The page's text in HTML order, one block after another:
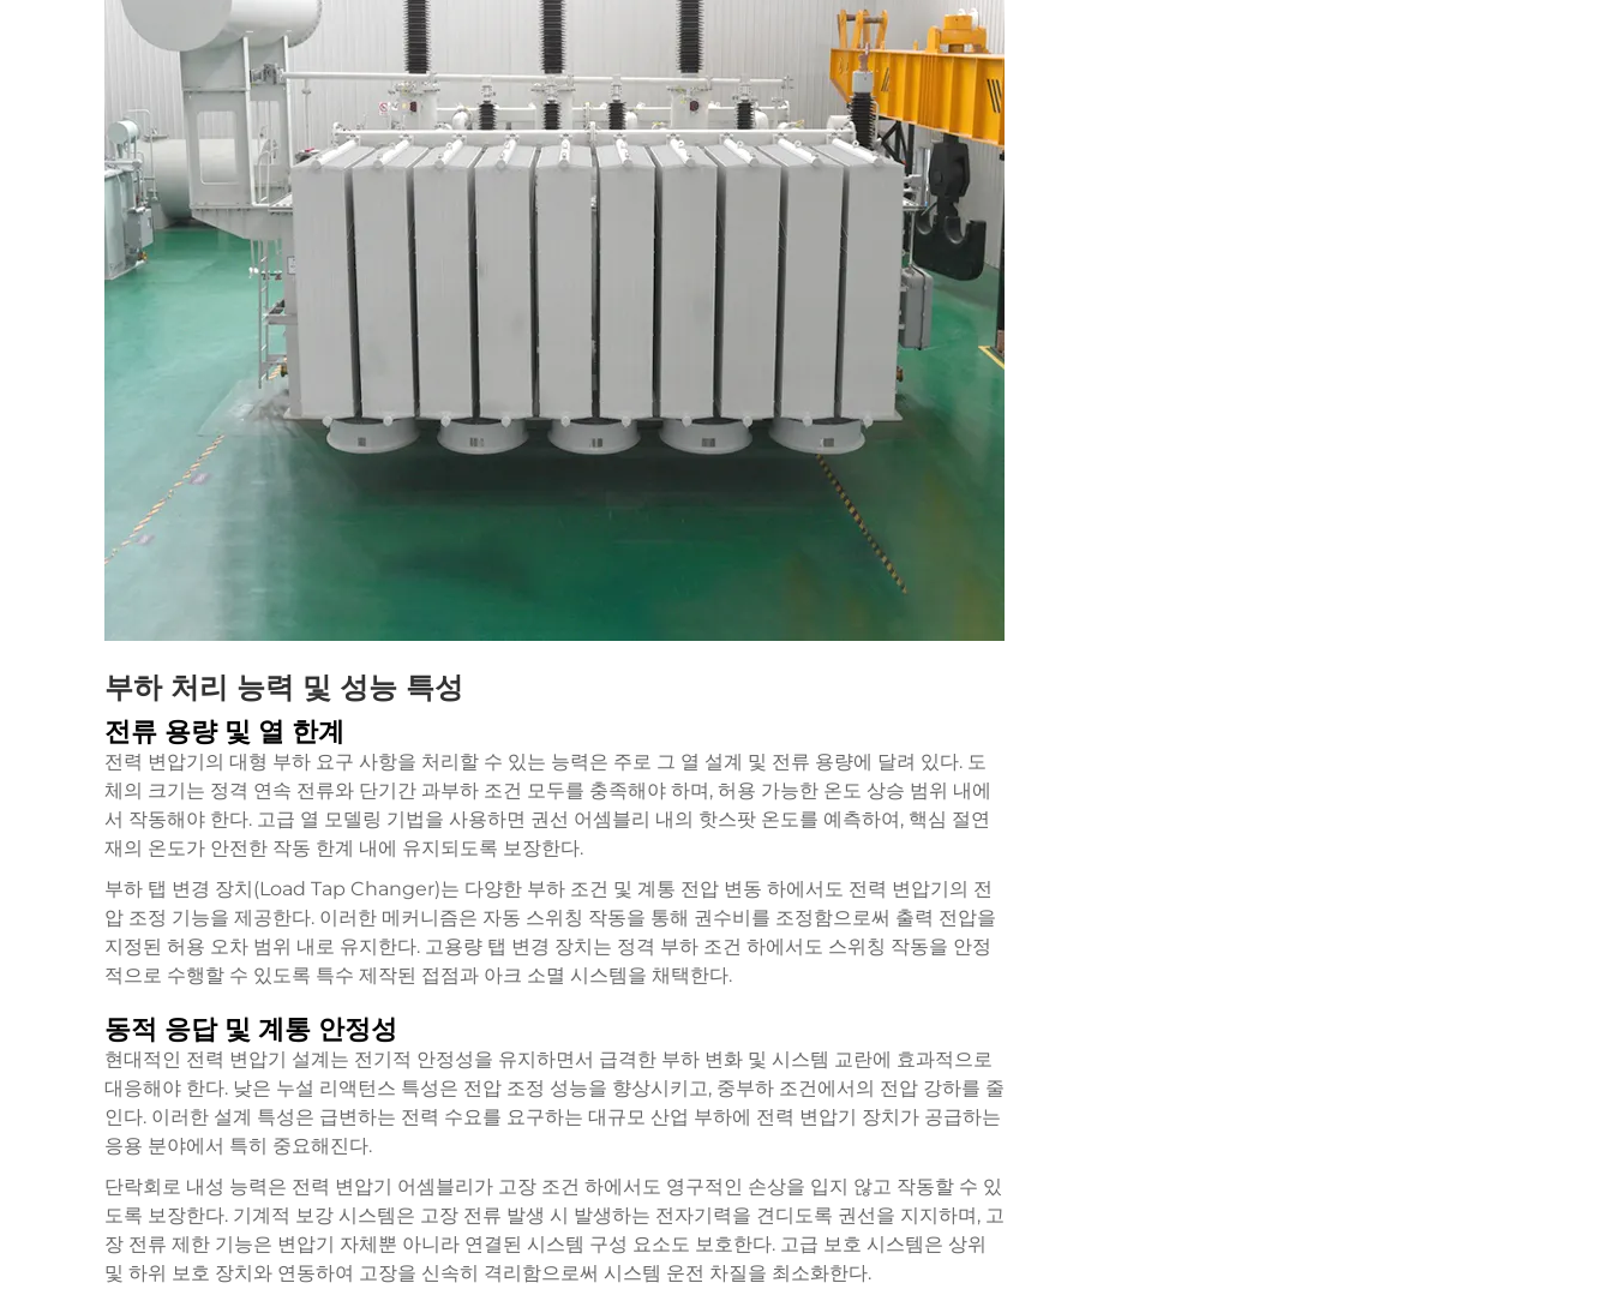
부하 처리 능력 및 성능 특성
전류 용량 및 열 한계
전력 변압기의 대형 부하 요구 사항을 처리할 수 있는 능력은 주로 그 열 설계 및 전류 용량에 달려 있다. 도
체의 크기는 정격 연속 전류와 단기간 과부하 조건 모두를 충족해야 하며, 허용 가능한 온도 상승 범위 내에
서 작동해야 한다. 고급 열 모델링 기법을 사용하면 권선 어셈블리 내의 핫스팟 온도를 예측하여, 핵심 절연
재의 온도가 안전한 작동 한계 내에 유지되도록 보장한다.
부하 탭 변경 장치(Load Tap Changer)는 다양한 부하 조건 및 계통 전압 변동 하에서도 전력 변압기의 전
압 조정 기능을 제공한다. 이러한 메커니즘은 자동 스위칭 작동을 통해 권수비를 조정함으로써 출력 전압을
지정된 허용 오차 범위 내로 유지한다. 고용량 탭 변경 장치는 정격 부하 조건 하에서도 스위칭 작동을 안정
적으로 수행할 수 있도록 특수 제작된 접점과 아크 소멸 시스템을 채택한다.
동적 응답 및 계통 안정성
현대적인 전력 변압기 설계는 전기적 안정성을 유지하면서 급격한 부하 변화 및 시스템 교란에 효과적으로
대응해야 한다. 낮은 누설 리액턴스 특성은 전압 조정 성능을 향상시키고, 중부하 조건에서의 전압 강하를 줄
인다. 이러한 설계 특성은 급변하는 전력 수요를 요구하는 대규모 산업 부하에 전력 변압기 장치가 공급하는
응용 분야에서 특히 중요해진다.
단락회로 내성 능력은 전력 변압기 어셈블리가 고장 조건 하에서도 영구적인 손상을 입지 않고 작동할 수 있
도록 보장한다. 기계적 보강 시스템은 고장 전류 발생 시 발생하는 전자기력을 견디도록 권선을 지지하며, 고
장 전류 제한 기능은 변압기 자체뿐 아니라 연결된 시스템 구성 요소도 보호한다. 고급 보호 시스템은 상위
및 하위 보호 장치와 연동하여 고장을 신속히 격리함으로써 시스템 운전 차질을 최소화한다.